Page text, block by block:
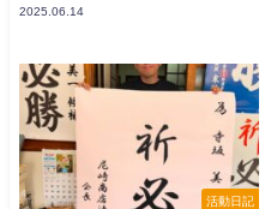
2025.06.14
活動日記